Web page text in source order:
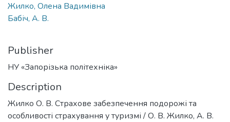
Жилко, Олена Вадимівна
Бабіч, А. В.
Publisher
НУ «Запорізька політехніка»
Description
Жилко О. В. Страхове забезпечення подорожі та
особливості страхування у туризмі / О. В. Жилко, А. В.